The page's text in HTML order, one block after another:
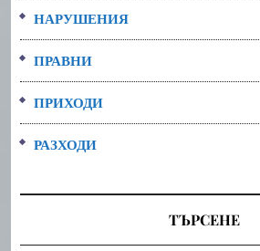
НАРУШЕНИЯ
ПРАВНИ
ПРИХОДИ
РАЗХОДИ
ТЪРСЕНЕ